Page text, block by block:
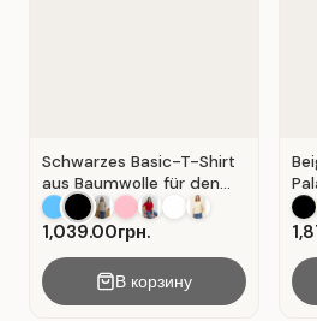
Schwarzes Basic-T-Shirt
aus Baumwolle für den
Alltag . Schwarz.
1,039.00грн.
В корзину
mit